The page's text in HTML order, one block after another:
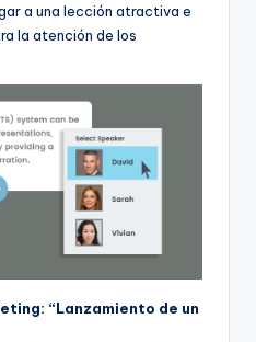
a una lección atractiva e
la atención de los
“Lanzamiento de un